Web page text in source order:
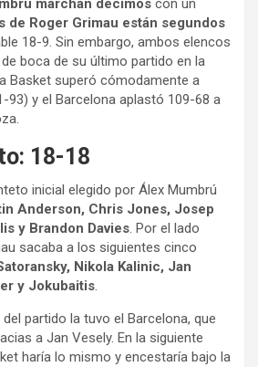
marchan décimos con un
de Roger Grimau están segundos
18-9. Sin embargo, ambos elencos
boca de su último partido en la
Basket superó cómodamente a
93) y el Barcelona aplastó 109-68 a
18-18
inicial elegido por Álex Mumbrú
Anderson, Chris Jones, Josep
y Brandon Davies. Por el lado
sacaba a los siguientes cinco
Nikola Kalinic, Jan
y Jokubaitis.
partido la tuvo el Barcelona, que
a Jan Vesely. En la siguiente
haría lo mismo y encestaría bajo la